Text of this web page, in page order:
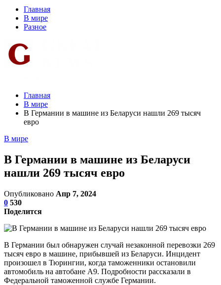
Главная
В мире
Разное
Главная
В мире
В Германии в машине из Беларуси нашли 269 тысяч
евро
В мире
В Германии в машине из Беларуси
нашли 269 тысяч евро
Опубликовано Апр 7, 2024
0 530
Поделится
В Германии был обнаружен случай незаконной перевозки 269
тысяч евро в машине, прибывшей из Беларуси. Инцидент
произошел в Тюрингии, когда таможенники остановили
автомобиль на автобане А9. Подробности рассказали в
Федеральной таможенной службе Германии.